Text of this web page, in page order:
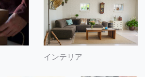
インテリア